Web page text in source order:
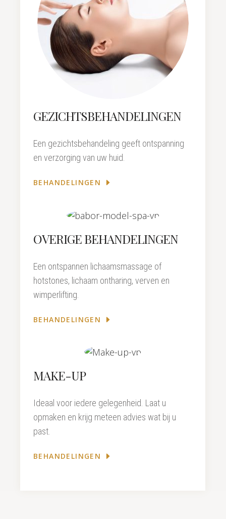
GEZICHTSBEHANDELINGEN
Een gezichtsbehandeling geeft ontspanning
en verzorging van uw huid.
BEHANDELINGEN
OVERIGE BEHANDELINGEN
Een ontspannen lichaamsmassage of
hotstones, lichaam ontharing, verven en
wimperlifting.
BEHANDELINGEN
MAKE-UP
Ideaal voor iedere gelegenheid. Laat u
opmaken en krijg meteen advies wat bij u
past.
BEHANDELINGEN